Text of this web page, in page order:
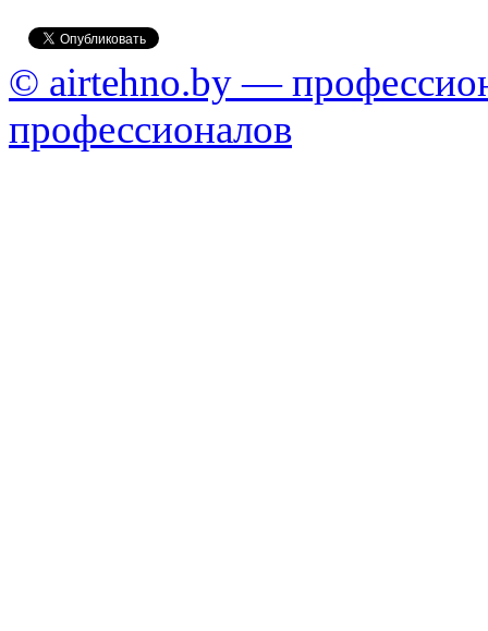
© airtehno.by —
профессионалов